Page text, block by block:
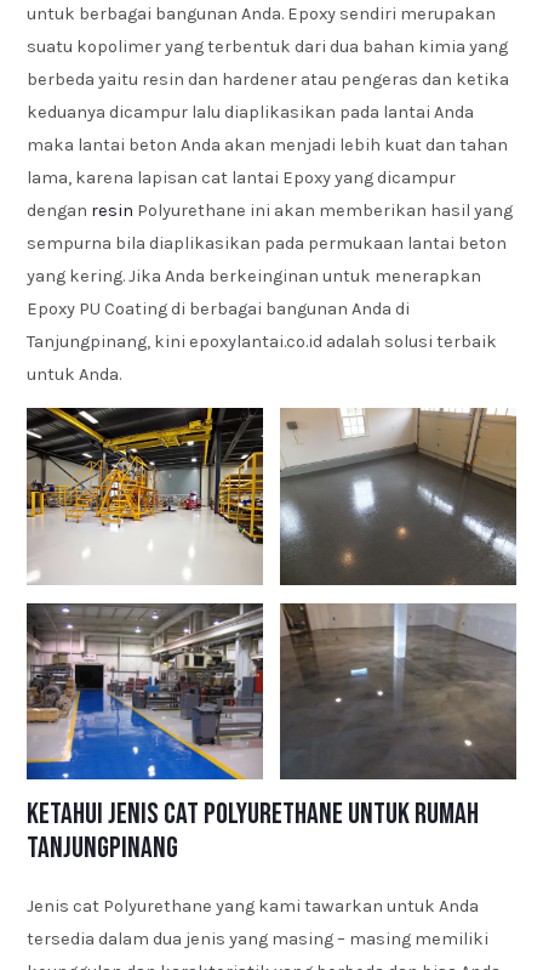
untuk berbagai bangunan Anda. Epoxy sendiri merupakan
suatu kopolimer yang terbentuk dari dua bahan kimia yang
berbeda yaitu resin dan hardener atau pengeras dan ketika
keduanya dicampur lalu diaplikasikan pada lantai Anda
maka lantai beton Anda akan menjadi lebih kuat dan tahan
lama, karena lapisan cat lantai Epoxy yang dicampur
dengan resin Polyurethane ini akan memberikan hasil yang
sempurna bila diaplikasikan pada permukaan lantai beton
yang kering. Jika Anda berkeinginan untuk menerapkan
Epoxy PU Coating di berbagai bangunan Anda di
Tanjungpinang, kini epoxylantai.co.id adalah solusi terbaik
untuk Anda.
Ketahui Jenis Cat Polyurethane untuk Rumah
Tanjungpinang
Jenis cat Polyurethane yang kami tawarkan untuk Anda
tersedia dalam dua jenis yang masing – masing memiliki